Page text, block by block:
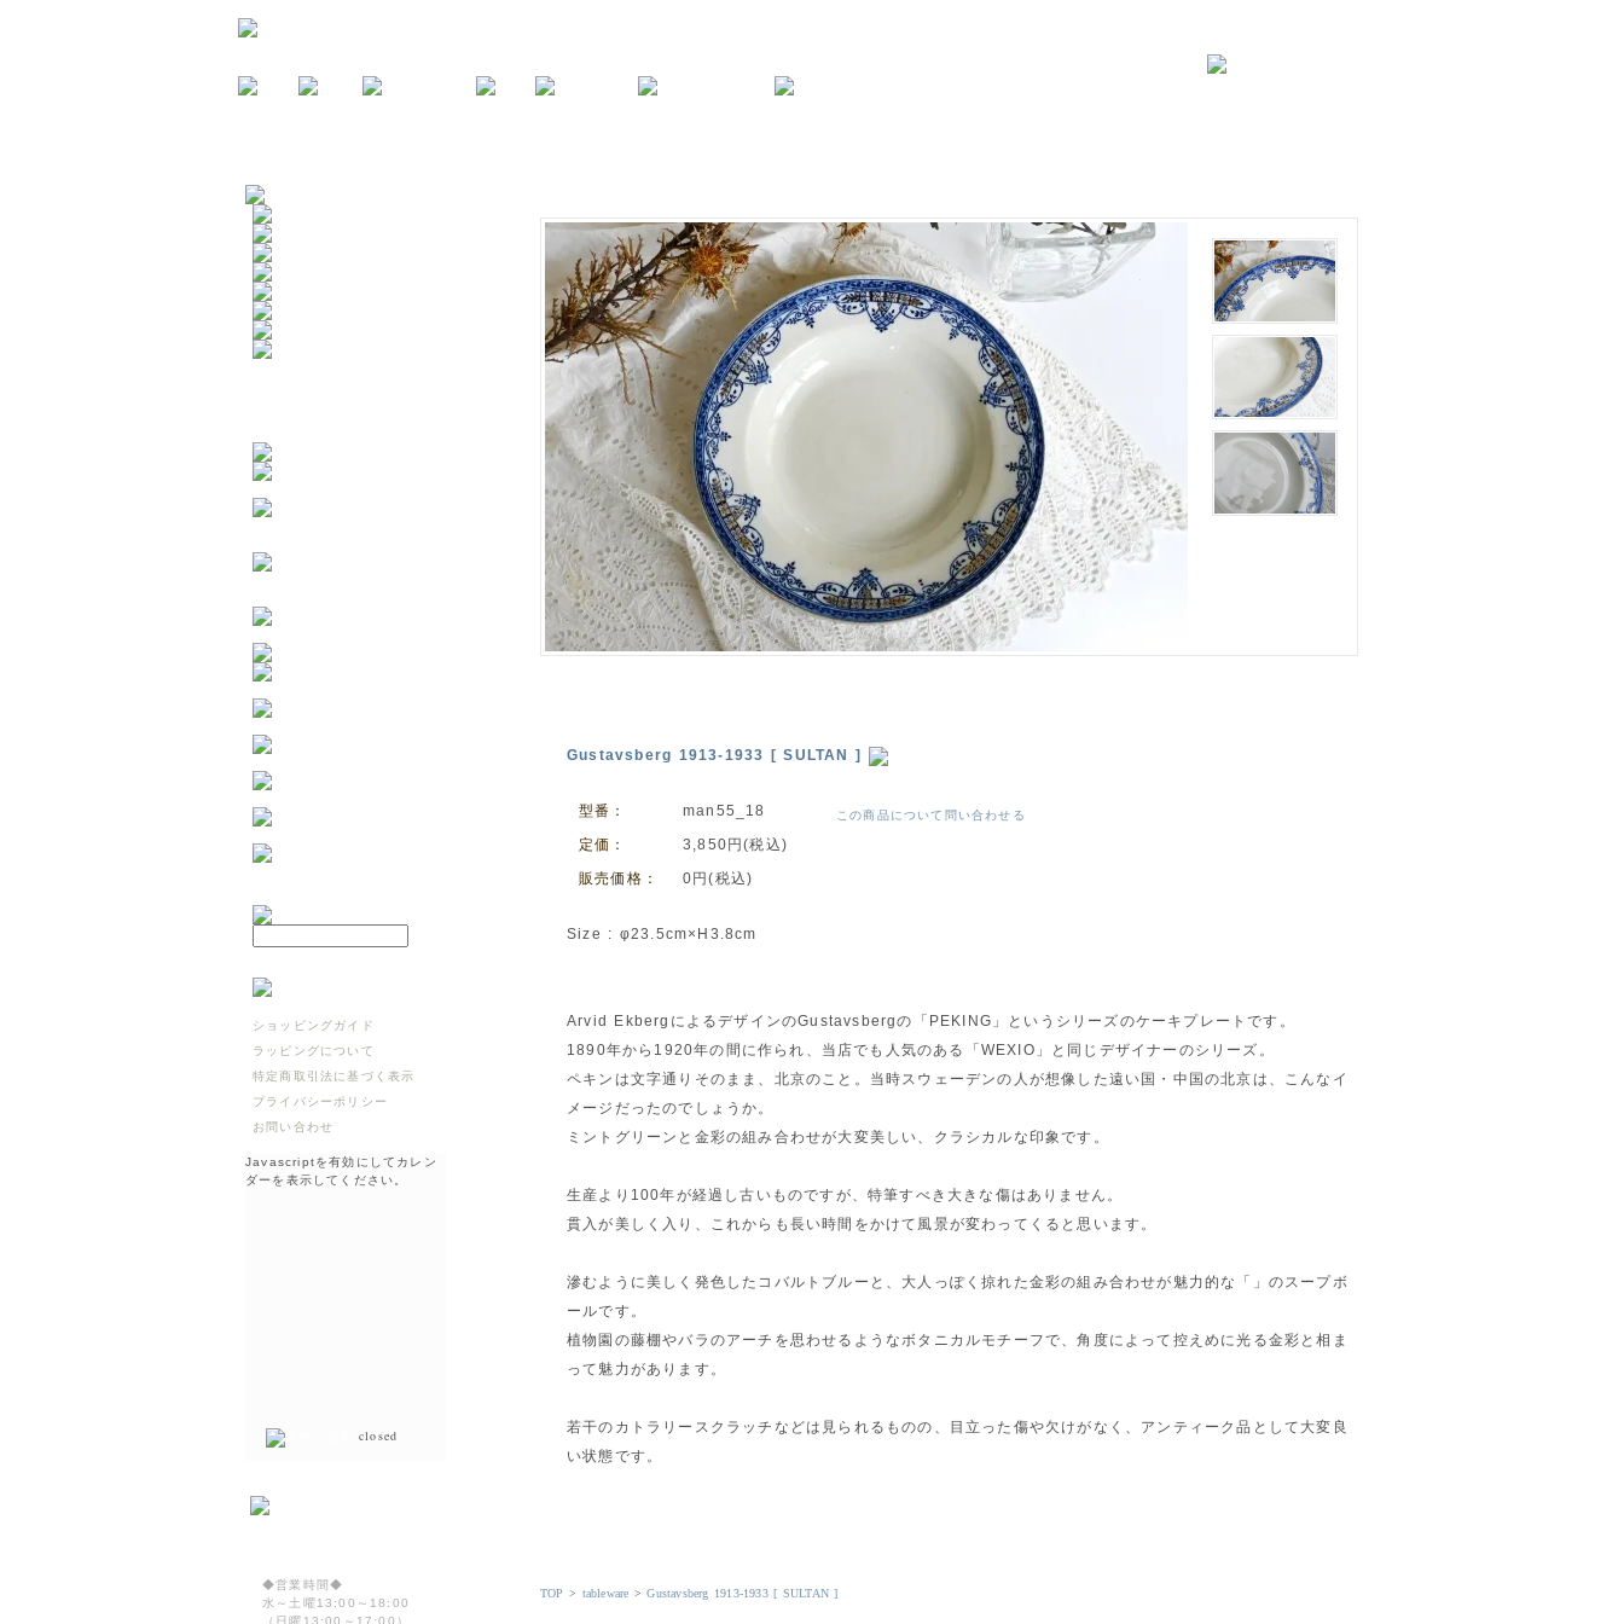
Gustavsberg 1913-1933 [ SULTAN ]
型番：
man55_18
定価：
3,850円(税込)
販売価格：
0円(税込)
この商品について問い合わせる
Size : φ23.5cm×H3.8cm
Arvid EkbergによるデザインのGustavsbergの「PEKING」というシリーズのケーキプレートです。
1890年から1920年の間に作られ、当店でも人気のある「WEXIO」と同じデザイナーのシリーズ。
ペキンは文字通りそのまま、北京のこと。当時スウェーデンの人が想像した遠い国・中国の北京は、こんなイ
メージだったのでしょうか。
ミントグリーンと金彩の組み合わせが大変美しい、クラシカルな印象です。
生産より100年が経過し古いものですが、特筆すべき大きな傷はありません。
貫入が美しく入り、これからも長い時間をかけて風景が変わってくると思います。
滲むように美しく発色したコバルトブルーと、大人っぽく掠れた金彩の組み合わせが魅力的な「」のスープボ
ールです。
植物園の藤棚やバラのアーチを思わせるようなボタニカルモチーフで、角度によって控えめに光る金彩と相ま
って魅力があります。
若干のカトラリースクラッチなどは見られるものの、目立った傷や欠けがなく、アンティーク品として大変良
い状態です。
TOP > tableware >Gustavsberg 1913-1933 [ SULTAN ]
ショッピングガイド
ラッピングについて
特定商取引法に基づく表示
プライバシーポリシー
お問い合わせ
Javascriptを有効にしてカレン
ダーを表示してください。
closed
◆営業時間◆
水～土曜13:00～18:00
（日曜13:00～17:00）